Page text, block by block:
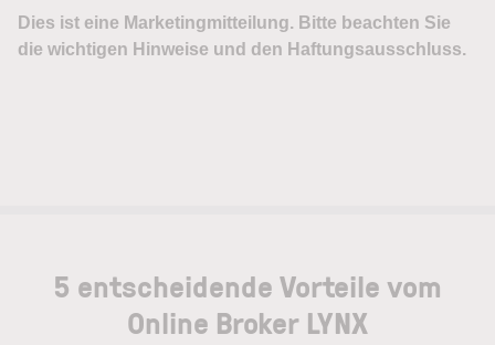
5 entscheidende Vorteile vom
Online Broker LYNX